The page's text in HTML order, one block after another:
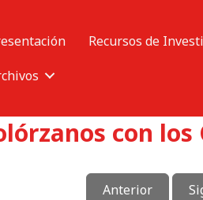
Recursos de
con los
Anterior